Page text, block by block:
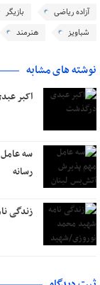
آزاده ریاضی بازیگر
شباویز
هنرمند
نوشته های مشابه
اکبر
سه عامل
رسانه
زندگی